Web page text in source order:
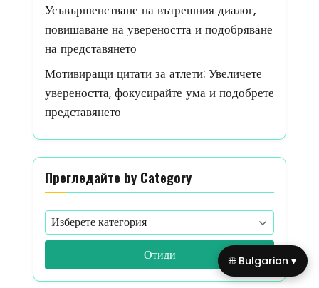
Усъвършенстване на вътрешния диалог,
повишаване на увереността и подобряване
на представянето
Мотивиращи цитати за атлети: Увеличете
увереността, фокусирайте ума и подобрете
представянето
Прегледайте by Category
Отиди 🌐 Bulgarian ▾